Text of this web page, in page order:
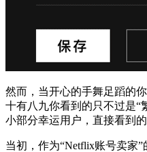
然而，当开心的手舞足蹈的
十有八九你看到的只不过是“
小部分幸运用户，直接看到
当初，作为“Netflix账号卖家